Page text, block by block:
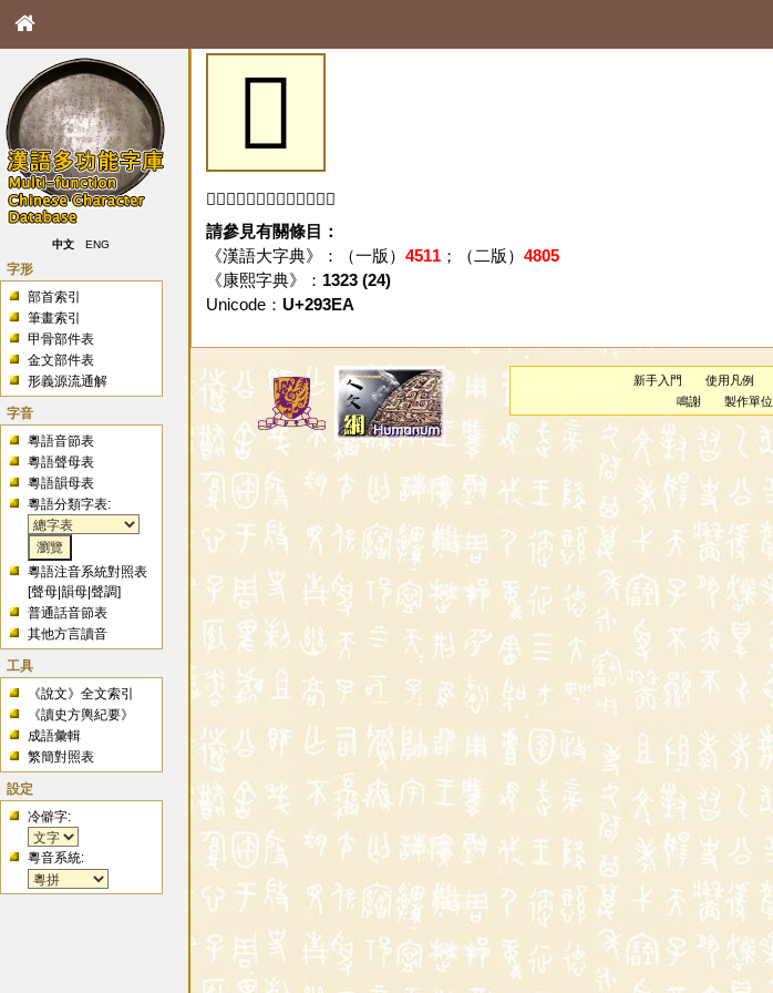
中文 ENG
字形
部首索引
筆畫索引
甲骨部件表
金文部件表
形義源流通解
字音
粵語音節表
粵語聲母表
粵語韻母表
粵語分類字表:
粵語注音系統對照表
[聲母 |韻母 |聲調]
普通話音節表
其他方言讀音
工具
《說文》全文索引
《讀史方輿紀要》
成語彙輯
繁簡對照表
設定
冷僻字:
粵音系統:
𩏪
「𩏪」字未收錄於本資料庫。
請參見有關條目：
《漢語大字典》：（一版） 4511；（二版） 4805
《康熙字典》： 1323 (24)
Unicode： U+293EA
新手入門 使用凡例
鳴謝
製作單位